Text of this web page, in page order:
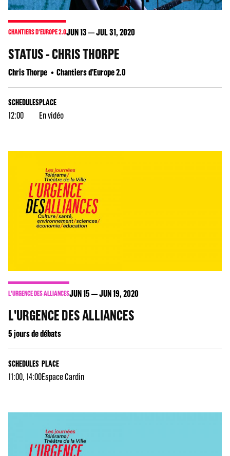
CHANTIERS D'EUROPE 2.0JUN13 JUL31, 2020
STATUS - CHRIS THORPE
Chris Thorpe Chantiers d'Europe 2.0
SCHEDULES
12:00
PLACE
En vidéo
L'URGENCE DES ALLIANCESJUN15 JUN19, 2020
L'URGENCE DES ALLIANCES
5 jours de débats
SCHEDULES
11:00, 14:00
PLACE
Espace Cardin